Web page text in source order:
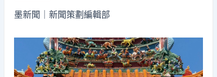
墨新聞 ｜新聞策劃編輯部